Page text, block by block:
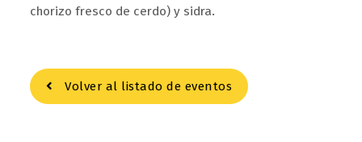
chorizo fresco de cerdo) y sidra.
Volver al listado de eventos